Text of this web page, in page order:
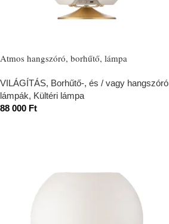
Atmos hangszóró, borhűtő, lámpa
VILÁGÍTÁS, Borhűtő-, és / vagy hangszóró
lámpák, Kültéri lámpa
88 000 Ft